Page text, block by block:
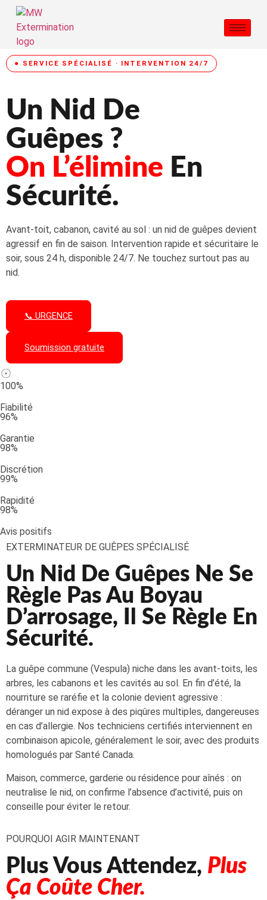
● SERVICE SPÉCIALISÉ · INTERVENTION 24/7
Un Nid De
Guêpes ?
On L’élimine En
Sécurité.
Avant-toit, cabanon, cavité au sol : un nid de guêpes devient
agressif en fin de saison. Intervention rapide et sécuritaire le
soir, sous 24 h, disponible 24/7. Ne touchez surtout pas au
nid.
📞 URGENCE
Soumission gratuite
100%
Fiabilité
96%
Garantie
98%
Discrétion
99%
Rapidité
98%
Avis positifs
EXTERMINATEUR DE GUÊPES SPÉCIALISÉ
Un Nid De Guêpes Ne Se
Règle Pas Au Boyau
D’arrosage, Il Se Règle En
Sécurité.
La guêpe commune (Vespula) niche dans les avant-toits, les
arbres, les cabanons et les cavités au sol. En fin d’été, la
nourriture se raréfie et la colonie devient agressive :
déranger un nid expose à des piqûres multiples, dangereuses
en cas d’allergie. Nos techniciens certifiés interviennent en
combinaison apicole, généralement le soir, avec des produits
homologués par Santé Canada.
Maison, commerce, garderie ou résidence pour aînés : on
neutralise le nid, on confirme l’absence d’activité, puis on
conseille pour éviter le retour.
POURQUOI AGIR MAINTENANT
Plus Vous Attendez, Plus
Ça Coûte Cher.